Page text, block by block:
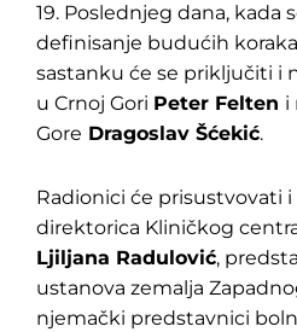
19. Poslednjeg dana, kada
definisanje budućih
sastanku će se priključiti i
u Crnoj Gori Peter Felten i
Gore Dragoslav Šćekić.
Radionici će prisustvovati
direktorica Kliničkog
Ljiljana Radulović,
ustanova zemalja
njemački predstavnici